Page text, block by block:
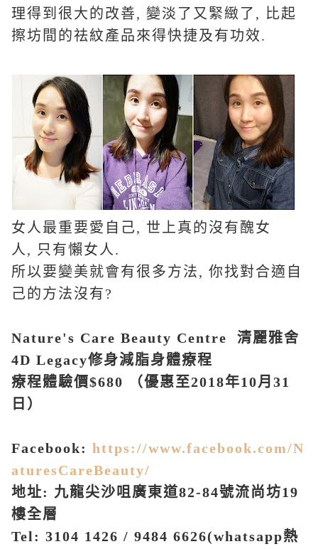
理得到很大的改善, 變淡了又緊緻了 , 比起
擦坊間的祛紋產品來得快捷及有功效.
女人最重要愛自己, 世上真的沒有醜女
人 , 只有懶女人 .
所以要變美就會有很多方法, 你找對合適自
己的方法沒有?
Nature's Care Beauty Centre 清麗雅舍
4D Legacy修身減脂身體療程
療程體驗價$680 （優惠至2018年10月 31
日）
Facebook: https://www.facebook.com/N
aturesCareBeauty/
地址: 九龍尖沙咀廣東道82-84號流尚坊19
樓全層
Tel: 3104 1426 / 9484 6626(whatsapp熱